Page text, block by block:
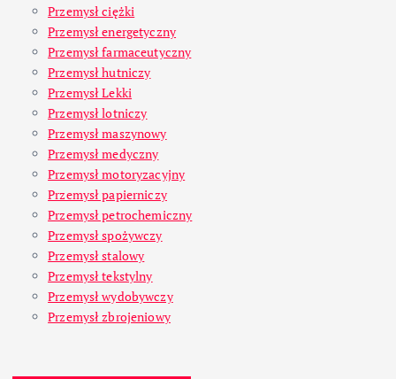
Przemysł ciężki
Przemysł energetyczny
Przemysł farmaceutyczny
Przemysł hutniczy
Przemysł Lekki
Przemysł lotniczy
Przemysł maszynowy
Przemysł medyczny
Przemysł motoryzacyjny
Przemysł papierniczy
Przemysł petrochemiczny
Przemysł spożywczy
Przemysł stalowy
Przemysł tekstylny
Przemysł wydobywczy
Przemysł zbrojeniowy